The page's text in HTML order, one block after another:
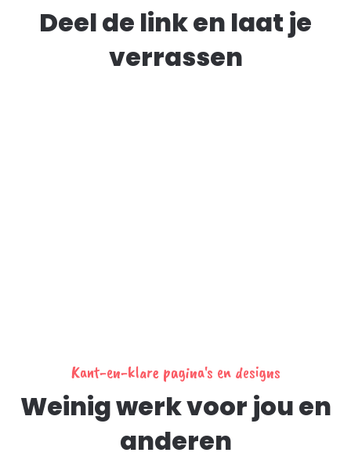
Deel de link en laat je
verrassen
Kant-en-klare pagina's en designs
Weinig werk voor jou en
anderen